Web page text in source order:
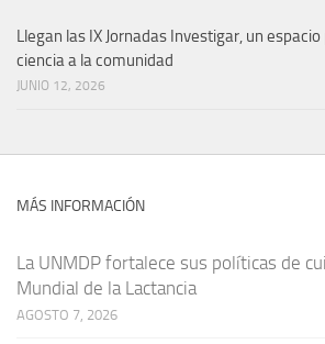
Llegan las IX Jornadas Investigar, un
ciencia a la comunidad
JUNIO 12, 2026
MÁS INFORMACIÓN
La UNMDP fortalece sus políticas de
Mundial de la Lactancia
AGOSTO 7, 2026